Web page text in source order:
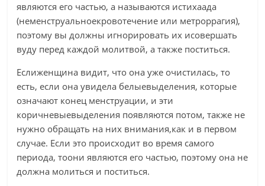
являются его частью, а называются истихаада
(неменструальноекровотечение или метроррагия),
поэтому вы должны игнорировать их исовершать
вуду перед каждой молитвой, а также поститься.
Еслиженщина видит, что она уже очистилась, то
есть, если она увидела белыевыделения, которые
означают конец менструации, и эти
коричневыевыделения появляются потом, также не
нужно обращать на них внимания,как и в первом
случае. Если это происходит во время самого
периода, тоони являются его частью, поэтому она не
должна молиться и поститься.